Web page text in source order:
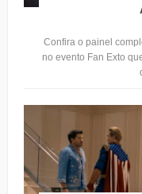
Confira o painel
no evento Fan Exto